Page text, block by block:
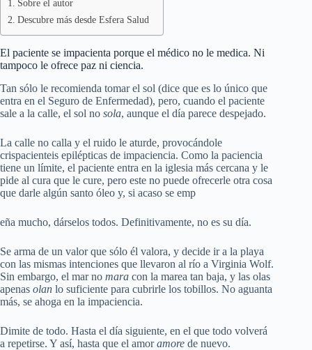
Sobre el autor
Descubre más desde Esfera Salud
El paciente se impacienta porque el médico no le medica. Ni
tampoco le ofrece paz ni ciencia.
Tan sólo le recomienda tomar el sol (dice que es lo único que
entra en el Seguro de Enfermedad), pero, cuando el paciente
sale a la calle, el sol no sola, aunque el día parece despejado.
La calle no calla y el ruido le aturde, provocándole
crispacienteis epilépticas de impaciencia. Como la paciencia
tiene un límite, el paciente entra en la iglesia más cercana y le
pide al cura que le cure, pero este no puede ofrecerle otra cosa
que darle algún santo óleo y, si acaso se emp
eña mucho, dárselos todos. Definitivamente, no es su día.
Se arma de un valor que sólo él valora, y decide ir a la playa
con las mismas intenciones que llevaron al río a Virginia Wolf.
Sin embargo, el mar no mara con la marea tan baja, y las olas
apenas olan lo suficiente para cubrirle los tobillos. No aguanta
más, se ahoga en la impaciencia.
Dimite de todo. Hasta el día siguiente, en el que todo volverá
a repetirse. Y así, hasta que el amoramore de nuevo.